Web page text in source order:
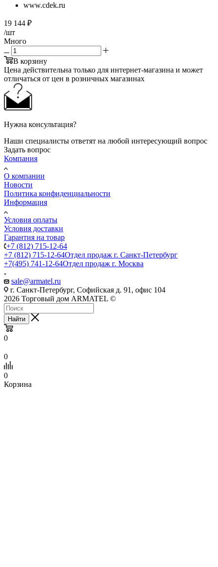
www.cdek.ru
19 144 ₽
/шт
Много
В корзину
Цена действительна только для интернет-магазина и может
отличаться от цен в розничных магазинах
Нужна консультация?
Наши специалисты ответят на любой интересующий вопрос
Задать вопрос
Компания
О компании
Новости
Политика конфиденциальности
Информация
Условия оплаты
Условия доставки
Гарантия на товар
+7 (812) 715-12-64
+7 (812) 715-12-64Отдел продаж г. Санкт-Петербург
+7(495) 741-12-64Отдел продаж г. Москва
sale@armatel.ru
г. Санкт-Петербург, Софийская д. 91, офис 104
2026 Торговый дом ARMATEL ©
Найти
0
0
0
Корзина